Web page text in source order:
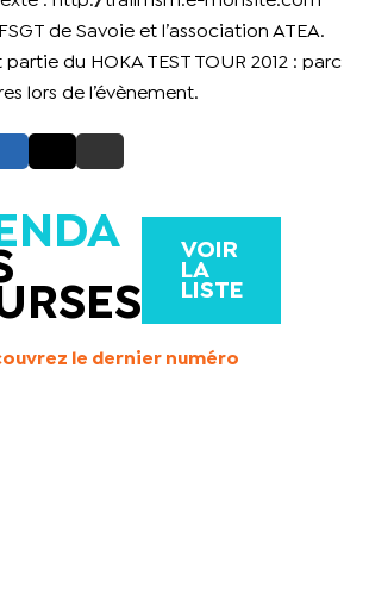
de Savoie et l’association ATEA.
partie du HOKA TEST TOUR 2012 : parc
lors de l’évènement.
VOIR
LA
LISTE
le dernier numéro